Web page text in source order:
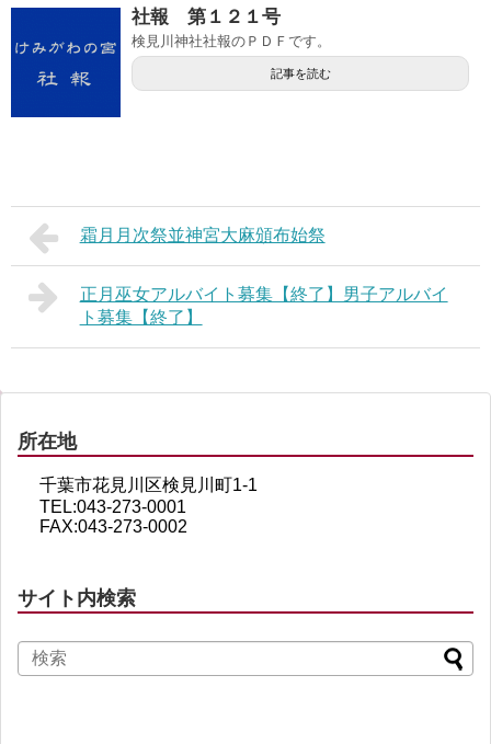
社報 第１２１号
検見川神社社報のＰＤＦです。
記事を読む
霜月月次祭並神宮大麻頒布始祭
正月巫女アルバイト募集【終了】男子アルバイ
ト募集【終了】
所在地
千葉市花見川区検見川町1-1
TEL:043-273-0001
FAX:043-273-0002
サイト内検索